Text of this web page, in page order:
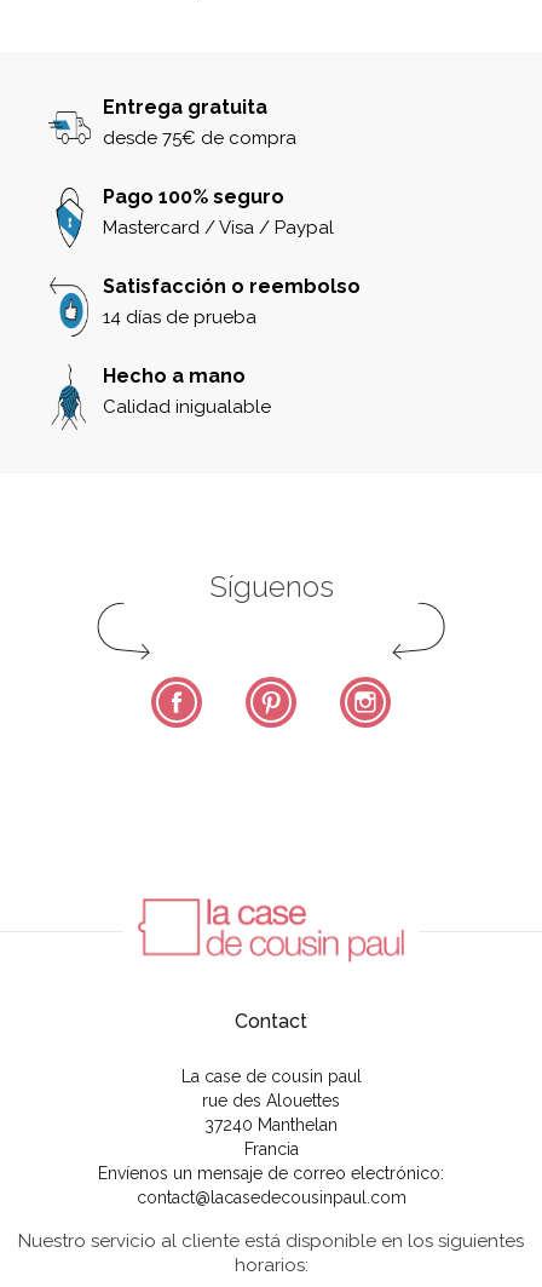
Entrega gratuita
desde 75€ de compra
Pago 100% seguro
Mastercard / Visa / Paypal
Satisfacción o reembolso
14 días de prueba
Hecho a mano
Calidad inigualable
Síguenos
Facebook Pinterest
Contact
La case de cousin paul
rue des Alouettes
37240 Manthelan
Francia
Envíenos un mensaje de correo electrónico:
contact@lacasedecousinpaul.com
Nuestro servicio al cliente está disponible en los siguientes
horarios: